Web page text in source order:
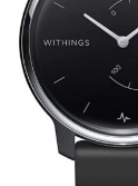
99.95